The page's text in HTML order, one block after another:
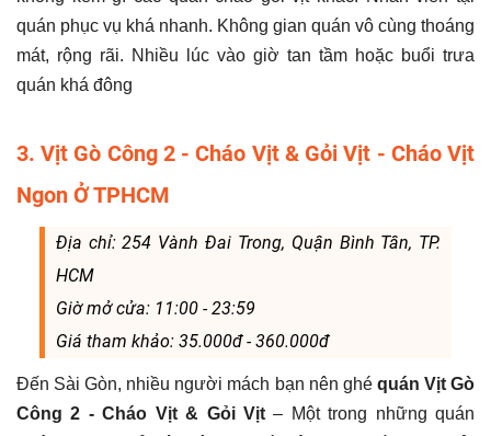
quán phục vụ khá nhanh. Không gian quán vô cùng thoáng
mát, rộng rãi. Nhiều lúc vào giờ tan tầm hoặc buổi trưa
quán khá đông
3. Vịt Gò Công 2 - Cháo Vịt & Gỏi Vịt - Cháo Vịt
Ngon Ở TPHCM
Địa chỉ: 254 Vành Đai Trong, Quận Bình Tân, TP.
HCM
Giờ mở cửa: 11:00 - 23:59
Giá tham khảo: 35.000đ - 360.000đ
Đến Sài Gòn, nhiều người mách bạn nên ghé quán Vịt Gò
Công 2 - Cháo Vịt & Gỏi Vịt– Một trong những quán